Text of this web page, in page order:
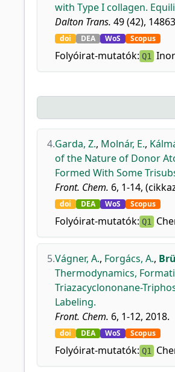
with Type I collagen.
Dalton Trans. 49 (42),
doi DEA WoS Scopus
Folyóirat-mutatók: Q1
4.Garda, Z., Molnár, E.,
of the Nature of Donor
Formed With Some
Front. Chem. 6, 1-14,
doi DEA WoS Scopus
Folyóirat-mutatók: Q1
5.Vágner, A., Forgács, A.,
Thermodynamics,
Triazacyclononane-
Labeling.
Front. Chem. 6, 1-12, 2018.
doi DEA WoS Scopus
Folyóirat-mutatók: Q1